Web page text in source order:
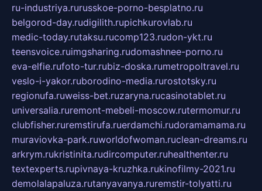
ru-industriya.rurusskoe-porno-besplatno.ru
belgorod-day.rudigilith.rupichkurovlab.ru
medic-today.rutaksu.rucomp123.rudon-ykt.ru
teensvoice.ruimgsharing.rudomashnee-porno.ru
eva-elfie.rufoto-tur.rubiz-doska.rumetropoltravel.ru
veslo-i-yakor.ruborodino-media.rurostotsky.ru
regionufa.ruweiss-bet.ruzaryna.rucasinotablet.ru
universalia.ruremont-mebeli-moscow.rutermomur.ru
clubfisher.ruremstirufa.ruerdamchi.rudoramamama.ru
muraviovka-park.ruworldofwoman.ruclean-dreams.ru
arkrym.rukristinita.rudircomputer.ruhealthenter.ru
textexperts.rupivnaya-kruzhka.rukinofilmy-2021.ru
demolalapaluza.rutanyavanya.ruremstir-tolyatti.ru